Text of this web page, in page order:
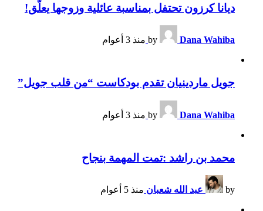
ديانا كرزون تحتفل بمناسبة عائلية وزوجها يعلّق!
by Dana Wahiba منذ 3 أعوام
جويل ماردينيان تقدم بودكاست “من قلب جويل”
by Dana Wahiba منذ 3 أعوام
محمد بن راشد :تمت المهمة بنجاح
by عبد الله شعبان منذ 5 أعوام